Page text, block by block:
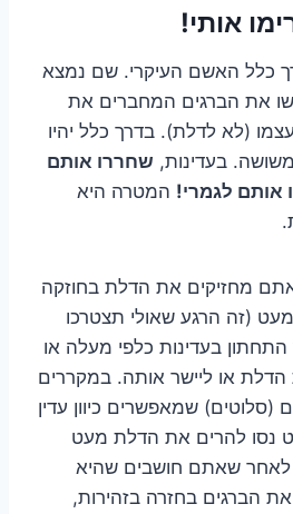
אותי!
כלל האשם העיקרי. שם נמצא
את הברגים המחברים את
(לא לדלת). בדרך כלל יהיו
בעדינות, שחררו אותם
אותם לגמרי! המטרה היא
מחזיקים את הדלת בחוזקה
(זה הרגע שאולי תצטרכו
התחתון בעדינות כלפי מעלה או
או ליישר אותה. במקררים
(סלוטים) שמאפשרים כיוון עדין
נסו להרים את הדלת מעט
לאחר שאתם חושבים שהיא
הברגים בחזרה בזהירות,